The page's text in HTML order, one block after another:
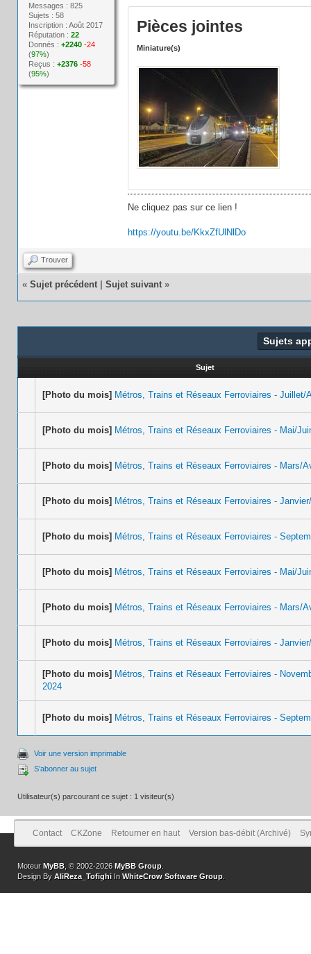
Messages : 825
Sujets : 58
Inscription : Août 2017
Réputation :22
Donnés :+2240 -24
(97%)
Reçus :+2376 -58
(95%)
Pièces jointes
Miniature(s)
Ne cliquez pas sur ce lien !
https://youtu.be/KkxZfUlNlDo
Trouver
« Sujet précédent Sujet suivant »
Sujets
Sujet
[Photo du mois] Métros, Trains et Réseaux Ferroviaires - Juillet/
[Photo du mois] Métros, Trains et Réseaux Ferroviaires - Mai/
[Photo du mois] Métros, Trains et Réseaux Ferroviaires - Mars/
[Photo du mois] Métros, Trains et Réseaux Ferroviaires -
[Photo du mois] Métros, Trains et Réseaux Ferroviaires -
[Photo du mois] Métros, Trains et Réseaux Ferroviaires - Mai/
[Photo du mois] Métros, Trains et Réseaux Ferroviaires - Mars/
[Photo du mois] Métros, Trains et Réseaux Ferroviaires -
[Photo du mois] Métros, Trains et Réseaux Ferroviaires -
2024
[Photo du mois] Métros, Trains et Réseaux Ferroviaires -
Voir une version imprimable
S’abonner au sujet
Utilisateur(s) parcourant ce sujet : 1 visiteur(s)
Contact CKZone Retourner en haut Version bas-débit (Archivé)
Moteur MyBB , © 2002-2026MyBB Group
Design By AliReza_Tofighi In WhiteCrow Software Group